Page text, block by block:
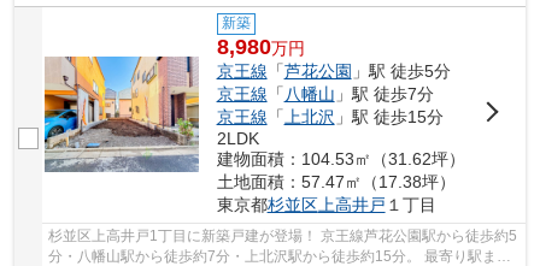
新築
8,980万円
京王線 「芦花公園 」駅 徒歩5分
京王線 「 八幡山 」駅 徒歩7分
京王線 「 上北沢 」駅 徒歩15分
2LDK
建物面積：104.53㎡（31.62坪）
土地面積：57.47㎡（17.38坪）
東京都杉並区上高井戸 １丁目
杉並区上高井戸1丁目に新築戸建が登場！ 京王線芦花公園駅から徒歩約5
分・八幡山駅から徒歩約7分・上北沢駅から徒歩約15分。 最寄り駅まで